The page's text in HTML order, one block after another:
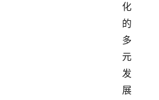
化
的
多
元
发
展